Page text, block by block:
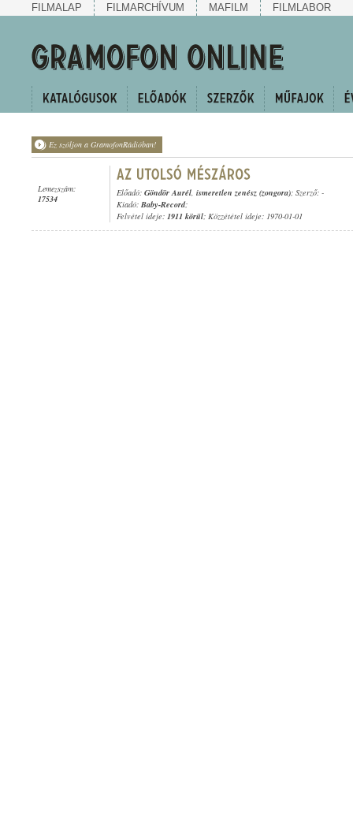
FILMALAP FILMARCHÍVUM MAFILM FILMLABOR
Ez szóljon a GramofonRádióban!
Lemezszám:
17534
Előadó: Göndör Aurél, ismeretlen zenész (zongora); Szerző: -
Kiadó: Baby-Record;
Felvétel ideje: 1911 körül; Közzététel ideje: 1970-01-01